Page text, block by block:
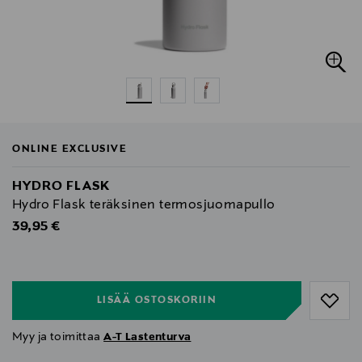
ONLINE EXCLUSIVE
HYDRO FLASK
Hydro Flask teräksinen termosjuomapullo
Original Price
39,95 €
LISÄÄ OSTOSKORIIN
Myy ja toimittaaA-T Lastenturva